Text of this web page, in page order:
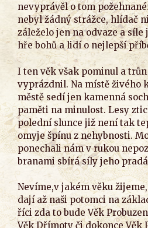
nevyprávěl o tom
nebyl žádný strážce, hlídač
záleželo jen na odvaze a
hře bohů a lidí o nejlepší
I ten věk však pominul a
vyprázdnil. Na místě živého
městě sedí jen kamenná
paměti na minulost. Lesy
polední slunce již není tak
omyje špínu z nehybnosti.
ponechali nám v rukou
branami sbírá síly jeho
Nevíme,v jakém věku
dají až naši potomci na
říci zda to bude Věk
Věk Dřímoty či dokonce Věk